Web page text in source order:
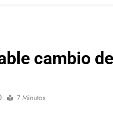
cambio
7 Minutos